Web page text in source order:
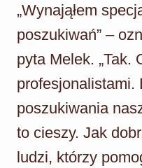
„Wynająłem
poszukiwań” –
pyta Melek. „Tak.
profesjonalistami.
poszukiwania
to cieszy. Jak
ludzi, którzy